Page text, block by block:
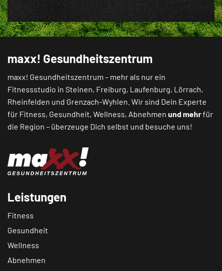
maxx! Gesundheitszentrum
maxx! Gesundheitszentrum – mehr als nur ein
Fitnessstudio in Steinen, Freiburg, Laufenburg, Lörrach,
Rheinfelden und Grenzach-Wyhlen . Wir sind Dein Experte
für Fitness, Gesundheit, Wellness, Abnehmen und mehrfür
die Region – überzeuge Dich selbst und besuche uns!
Leistungen
Fitness
Gesundheit
Wellness
Abnehmen